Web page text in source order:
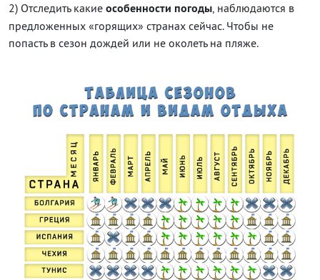
2) Отследить какие особенности погоды, наблюдаются в
предложенных «горящих» странах сейчас. Чтобы не
попасть в сезон дождей или не околеть на пляже.